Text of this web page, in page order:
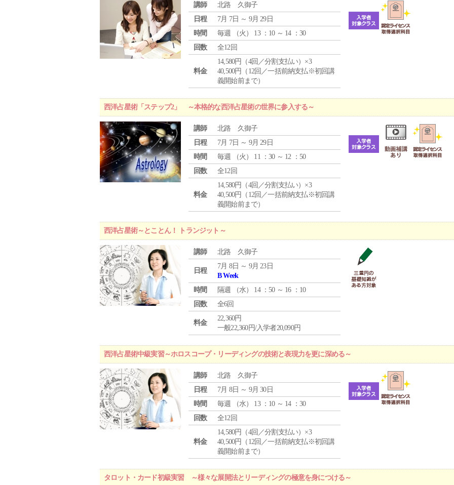
講師
北路 久御子
日程
7月 7日 ～ 9月 29日
時間
毎週 （火 ） 13 ：10 ～ 14 ：30
回数
全12回
料金
14,580円（4回／分割支払い）×3
40,500円（12回／一括前納支払※初回講
義開始前まで）
西洋占星術「ステップ2」 ～本格的な西洋占星術の世界に参入する～
講師
北路 久御子
日程
7月 7日 ～ 9月 29日
時間
毎週 （火 ） 11 ：30 ～ 12 ：50
回数
全12回
料金
14,580円（4回／分割支払い）×3
40,500円（12回／一括前納支払※初回講
義開始前まで）
西洋占星術～とことん！ トランジット～
講師 北路 久御子
日程
7月 8日 ～ 9月 23日
B Week
時間
隔週 （水） 14 ：50 ～ 16 ：10
回数
全6回
料金
22,360円
一般22,360円/入学者20,090円
西洋占星術中級実習～ホロスコープ・リーディングの技術と表現力を更に深める～
講師
北路 久御子
日程
7月 8日 ～ 9月 30日
時間
毎週 （水） 13 ：10 ～ 14 ：30
回数
全12回
料金
14,580円（4回／分割支払い）×3
40,500円（12回／一括前納支払※初回講
義開始前まで）
タロット・カード初級実習 ～様々な展開法とリーディングの極意を身につける～